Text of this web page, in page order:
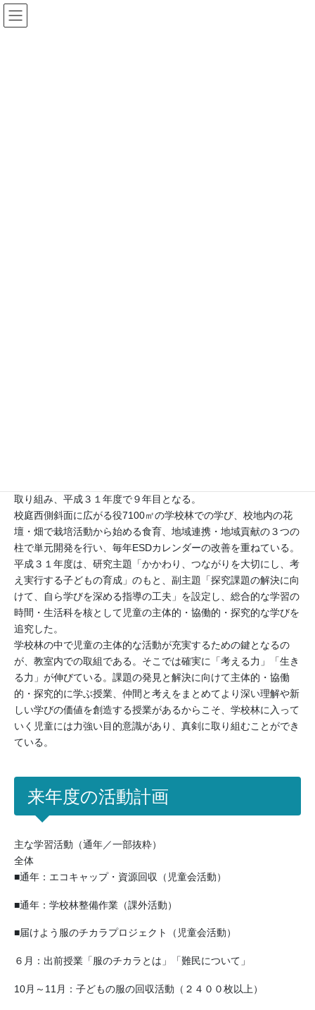
コ
ン
ナ
ビ
取り組み、平成３１年度で９年目となる。
校庭西側斜面に広がる役7100㎡の学校林での学び、校地内の花
壇・畑で栽培活動から始める食育、地域連携・地域貢献の３つの
柱で単元開発を行い、毎年ESDカレンダーの改善を重ねている。
平成３１年度は、研究主題「かかわり、つながりを大切にし、考
え実行する子どもの育成」のもと、副主題「探究課題の解決に向
けて、自ら学びを深める指導の工夫」を設定し、総合的な学習の
時間・生活科を核として児童の主体的・協働的・探究的な学びを
追究した。
学校林の中で児童の主体的な活動が充実するための鍵となるの
が、教室内での取組である。そこでは確実に「考える力」「生き
る力」が伸びている。課題の発見と解決に向けて主体的・協働
的・探究的に学ぶ授業、仲間と考えをまとめてより深い理解や新
しい学びの価値を創造する授業があるからこそ、学校林に入って
いく児童には力強い目的意識があり、真剣に取り組むことができ
ている。
来年度の活動計画
主な学習活動（通年／一部抜粋）
全体
■通年：エコキャップ・資源回収（児童会活動）
■通年：学校林整備作業（課外活動）
■届けよう服のチカラプロジェクト（児童会活動）
６月：出前授業「服のチカラとは」「難民について」
10月～11月：子どもの服の回収活動（２４００枚以上）